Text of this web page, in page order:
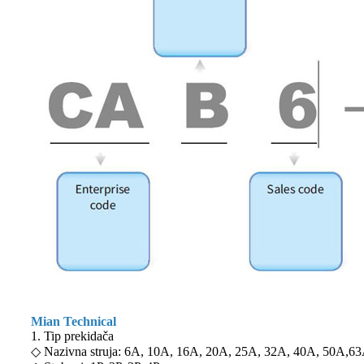
Mian Technical
1. Tip prekidača
◇ Nazivna struja: 6A, 10A, 16A, 20A, 25A, 32A, 40A,